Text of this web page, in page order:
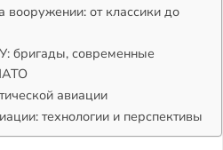
вооружении: от классики до
бригады, современные
авиации
технологии и перспективы